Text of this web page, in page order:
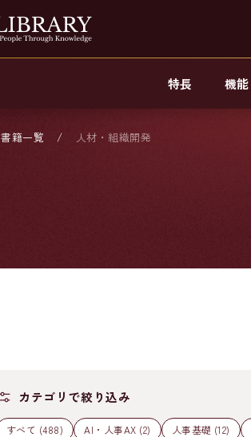
特長 機能
書籍一覧 人材・組織開発
カテゴリで絞り込み
すべて (488) AI・人事AX (2) 人事基礎 (12)